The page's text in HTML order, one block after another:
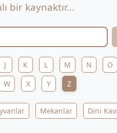
bir kaynaktır...
J K L M N O
W X Y Z
Mekanlar Dini